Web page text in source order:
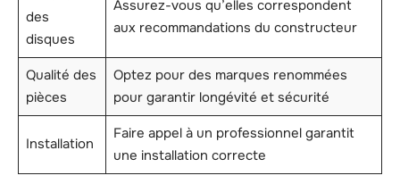
des
disques
Assurez-vous qu’elles correspondent
aux recommandations du constructeur
Qualité des
pièces
Optez pour des marques renommées
pour garantir longévité et sécurité
Installation
Faire appel à un professionnel garantit
une installation correcte